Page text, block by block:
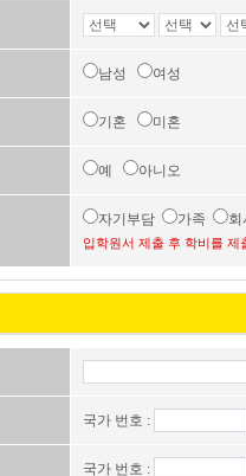
남성 여성
기혼 미혼
예 아니오
자기부담 가족 회
입학원서 제출 후 학비를
국가 번호 :
국가 번호 :